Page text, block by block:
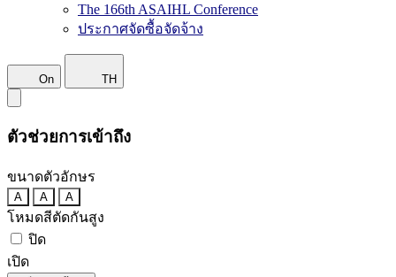
The 166th ASAIHL Conference
ประกาศจัดซื้อจัดจ้าง
On TH
ตัวช่วยการเข้าถึง
ขนาดตัวอักษร
A A A
โหมดสีตัดกันสูง
ปิด
เปิด